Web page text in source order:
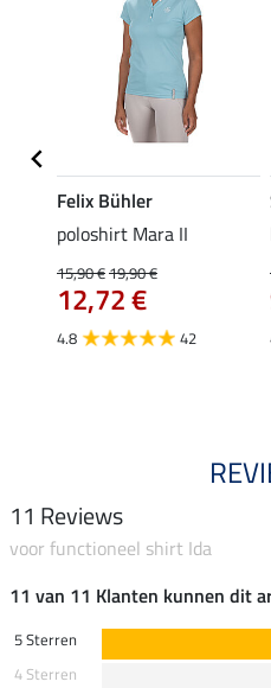
Felix Bühler
poloshirt Mara II
15,90 €19,90 €
12,72 €
4.8 42
11 Reviews
voor functioneel shirt Ida
11 van 11 Klanten kunnen dit
5 Sterren
4 Sterren